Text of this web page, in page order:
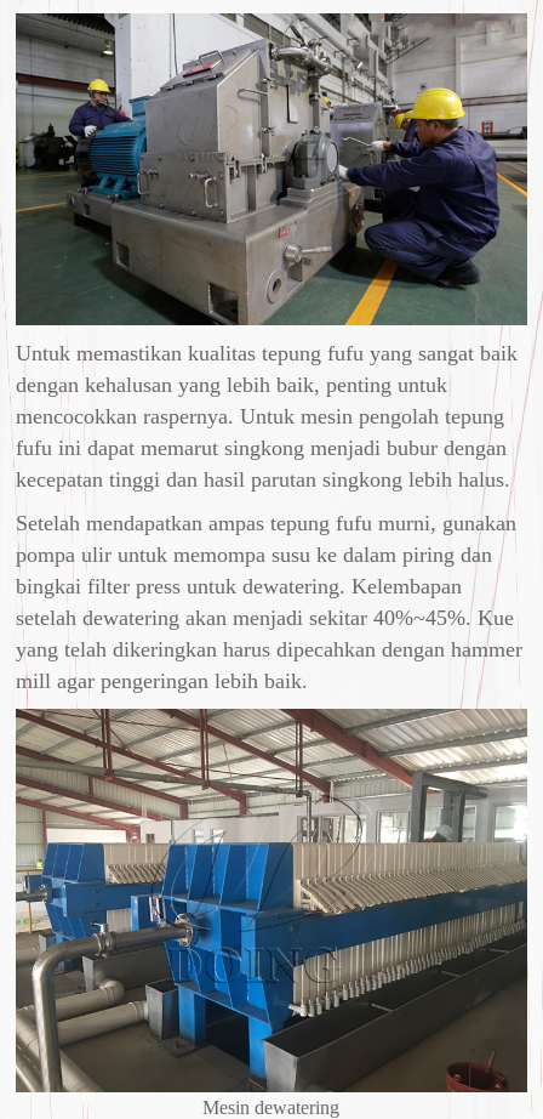
Untuk memastikan kualitas tepung fufu yang sangat baik
dengan kehalusan yang lebih baik, penting untuk
mencocokkan raspernya. Untuk mesin pengolah tepung
fufu ini dapat memarut singkong menjadi bubur dengan
kecepatan tinggi dan hasil parutan singkong lebih halus.
Setelah mendapatkan ampas tepung fufu murni, gunakan
pompa ulir untuk memompa susu ke dalam piring dan
bingkai filter press untuk dewatering. Kelembapan
setelah dewatering akan menjadi sekitar 40%~45%. Kue
yang telah dikeringkan harus dipecahkan dengan hammer
mill agar pengeringan lebih baik.
Mesin dewatering